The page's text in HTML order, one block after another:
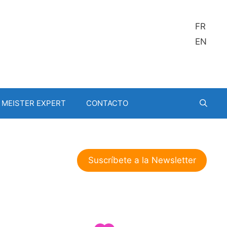
FR
EN
MEISTER EXPERT CONTACTO
Suscríbete a la Newsletter